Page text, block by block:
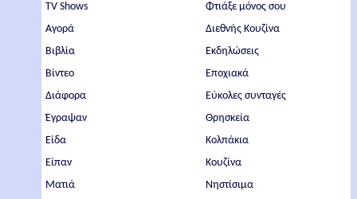
TV Shows
Αγορά
Βιβλία
Βίντεο
Διάφορα
Έγραψαν
Είδα
Είπαν
Ματιά
Φτιάξε μόνος σου
Διεθνής Κουζίνα
Εκδηλώσεις
Εποχιακά
Εύκολες συνταγές
Θρησκεία
Κολπάκια
Κουζίνα
Νηστίσιμα